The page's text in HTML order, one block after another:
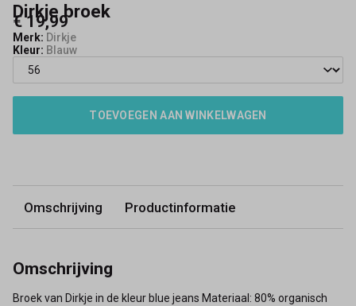
Dirkje broek
€ 19,99
Merk: Dirkje
Kleur: Blauw
TOEVOEGEN AAN WINKELWAGEN
Omschrijving Productinformatie
Omschrijving
Broek van Dirkje in de kleur blue jeans Materiaal: 80% organisch